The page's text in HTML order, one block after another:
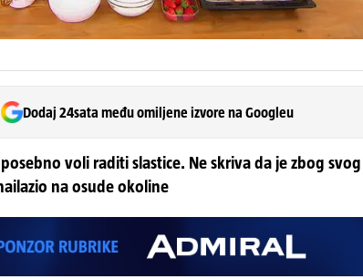
Dodaj 24sata među omiljene izvore na Googleu
voli raditi slastice. Ne skriva da je zbog svog
na osude okoline